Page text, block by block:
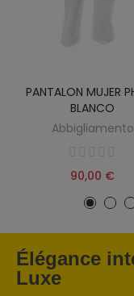
PANTALON MUJER
BLANCO
Abbigliamento
90,00 €
Élégance
Luxe